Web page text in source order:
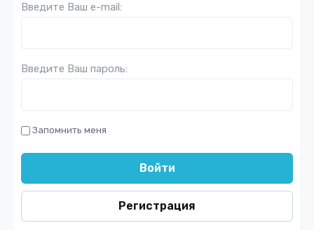
Введите Ваш e-mail:
Введите Ваш пароль:
Запомнить меня
Войти
Регистрация